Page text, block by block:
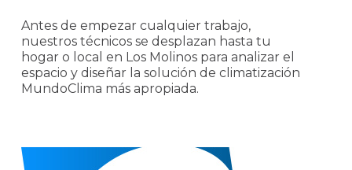
Antes de empezar cualquier trabajo,
nuestros técnicos se desplazan hasta tu
hogar o local en Los Molinos para analizar el
espacio y diseñar la solución de climatización
MundoClima más apropiada.